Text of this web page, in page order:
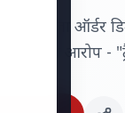
पिज्जा ऑर्डर
परिवार का आरोप -